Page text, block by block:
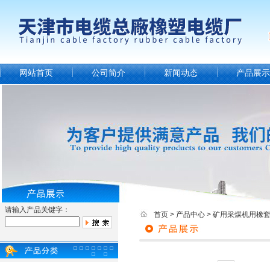
网站首页 公司简介 新闻动态 产品展示
请输入产品关键字：
首页 > 产品中心 > 矿用采煤机用橡